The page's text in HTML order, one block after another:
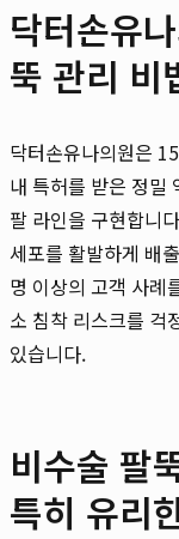
닥터손유
뚝 관리 비
닥터손유나의원은
내 특허를 받은 정밀
팔 라인을 구현합니
세포를 활발하게 배
명 이상의 고객 사례
소 침착 리스크를 걱
있습니다.
비수술 팔
특히 유리